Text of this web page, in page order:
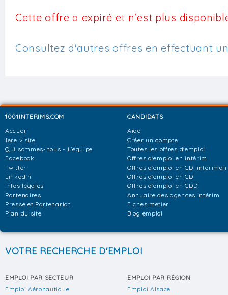
Cette offre a expiré et n'est plus
Consultez d'autres offres en effectuant
1001INTERIMS.COM
Accueil
1ère visite
Qui sommes-nous - L'équipe
Facebook
Twitter
Linkedin
Infos légales
Partenaires
Presse et Partenariat
Plan du site
CANDIDATS
Aide
Créer un compte
Toutes les offres d'emploi
Offres d'emploi en intérim
Offres d'emploi en CDI
Offres d'emploi en CDI
Offres d'emploi en CDD
Annuaire des agences intérim
Fiches métier
Blog emploi
VOTRE RECHERCHE D'EMPLOI
EMPLOI PAR SECTEUR
Emploi Aéronautique
EMPLOI PAR RÉGION
Emploi Alsace